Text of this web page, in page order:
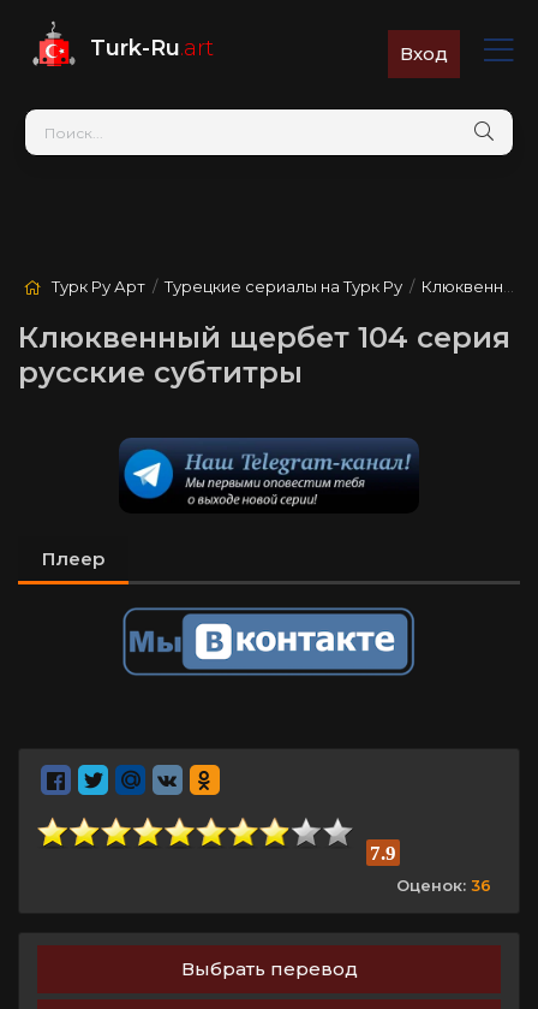
Turk-Ru.art Вход
Турк Ру Арт /Турецкие сериалы на Турк Ру / Клюквенный щербет
Клюквенный щербет 104 серия
русские субтитры
Плеер
7.9
Оценок: 36
Выбрать перевод